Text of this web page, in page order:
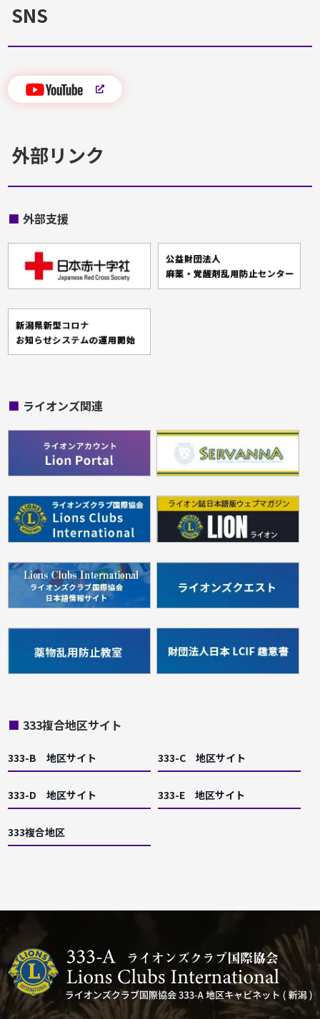
SNS
外部リンク
■ 外部支援
■ ライオンズ関連
■ 333複合地区サイト
333-B 地区サイト 333-C 地区サイト
333-D 地区サイト 333-E 地区サイト
333複合地区